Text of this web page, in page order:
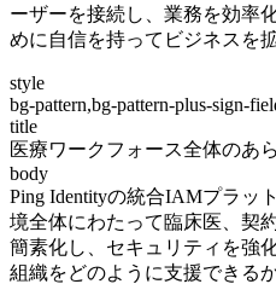
ーザーを接続し、業務を効率
めに自信を持ってビジネスを
style
bg-pattern,bg-pattern-plus-sign-
title
医療ワークフォース全体のあ
body
Ping Identityの統合IAMプラッ
境全体にわたって臨床医、契
簡素化し、セキュリティを強
組織をどのように支援できる